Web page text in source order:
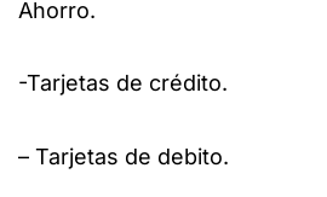
Ahorro.
-Tarjetas de crédito.
– Tarjetas de debito.